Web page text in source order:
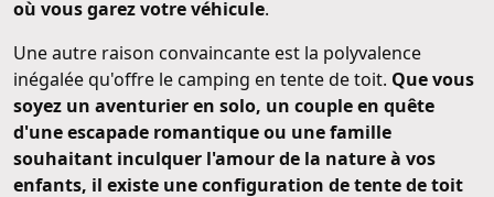
où vous garez votre véhicule.
Une autre raison convaincante est la polyvalence
inégalée qu'offre le camping en tente de toit. Que vous
soyez un aventurier en solo, un couple en quête
d'une escapade romantique ou une famille
souhaitant inculquer l'amour de la nature à vos
enfants, il existe une configuration de tente de toit